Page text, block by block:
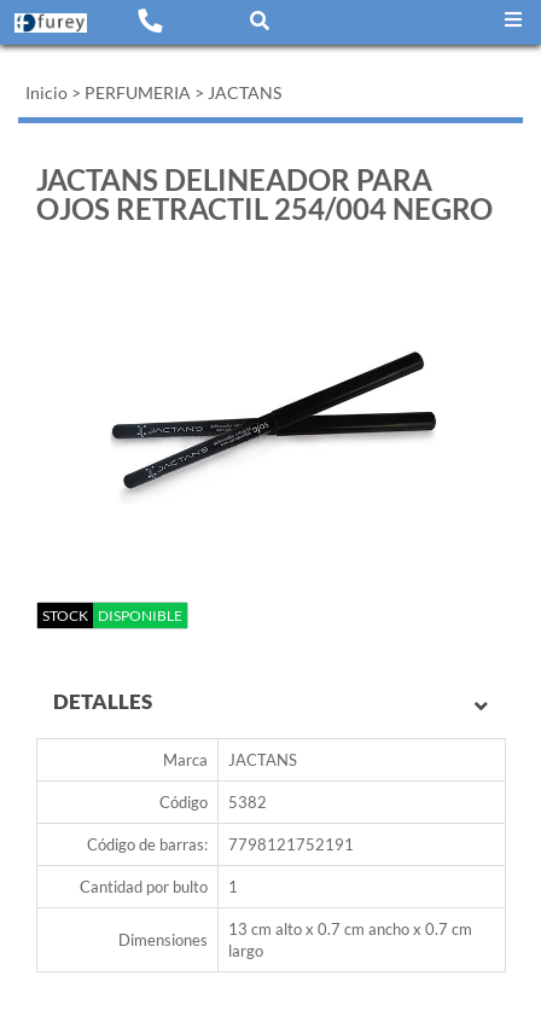
Inicio > PERFUMERIA > JACTANS
JACTANS DELINEADOR PARA
OJOS RETRACTIL 254/004 NEGRO
STOCK DISPONIBLE
DETALLES
Marca JACTANS
Código 5382
Código de barras: 7798121752191
Cantidad por bulto 1
Dimensiones
13 cm alto x 0.7 cm ancho x 0.7 cm
largo